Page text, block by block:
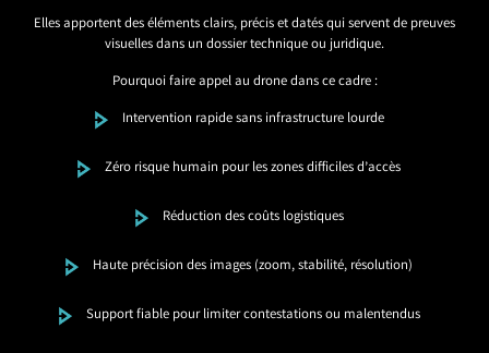
Elles apportent des éléments clairs, précis et datés qui servent de preuves
visuelles dans un dossier technique ou juridique.
Pourquoi faire appel au drone dans ce cadre :
Intervention rapide sans infrastructure lourde
Zéro risque humain pour les zones difficiles d’accès
Réduction des coûts logistiques
Haute précision des images (zoom, stabilité, résolution)
Support fiable pour limiter contestations ou malentendus